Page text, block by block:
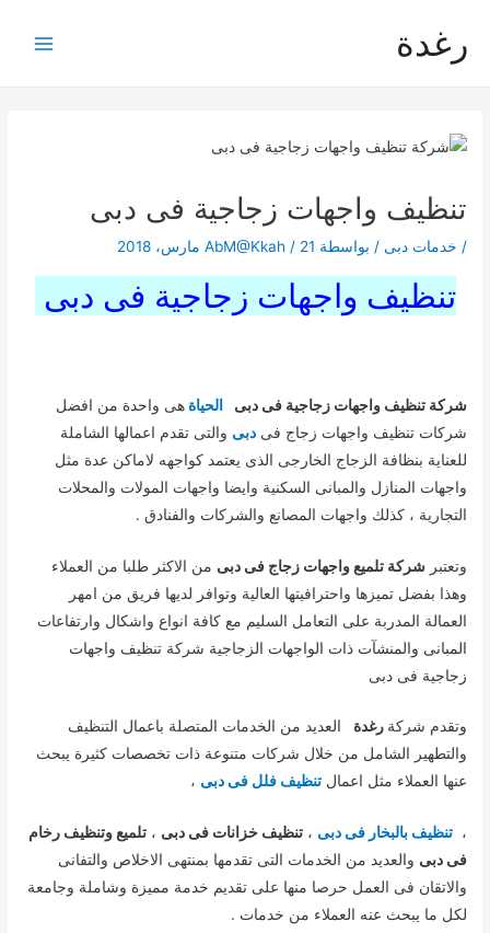
المحتوى
رغدة
تنظيف واجهات زجاجية فى دبى
/ خدمات دبى / بواسطة AbM@Kkah / 21 مارس، 2018
تنظيف واجهات زجاجية فى دبى
شركة تنظيف واجهات زجاجية فى دبى الحياة هى واحدة من افضل
شركات تنظيف واجهات زجاج فىدبى والتى تقدم اعمالها الشاملة
للعناية بنظافة الزجاج الخارجى الذى يعتمد كواجهه لاماكن عدة مثل
واجهات المنازل والمبانى السكنية وايضا واجهات المولات والمحلات
التجارية ، كذلك واجهات المصانع والشركات والفنادق .
وتعتبرشركة تلميع واجهات زجاج فى دبى من الاكثر طلبا من العملاء
وهذا بفضل تميزها واحترافيتها العالية وتوافر لديها فريق من امهر
العمالة المدربة على التعامل السليم مع كافة انواع واشكال وارتفاعات
المبانى والمنشآت ذات الواجهات الزجاجية شركة تنظيف واجهات
زجاجية فى دبى
وتقدم شركة رغدة
العديد من الخدمات المتصلة باعمال التنظيف
والتطهير الشامل من خلال شركات متنوعة ذات تخصصات كثيرة يبحث
عنها العملاء مثل اعمالتنظيف فلل فى دبى ،
،تنظيف بالبخار فى دبى ،تنظيف خزانات فى دبى ،تلميع وتنظيف رخام
فى دبى والعديد من الخدمات التى تقدمها بمنتهى الاخلاص والتفانى
والاتقان فى العمل حرصا منها على تقديم خدمة مميزة وشاملة وجامعة
لكل ما يبحث عنه العملاء من خدمات .